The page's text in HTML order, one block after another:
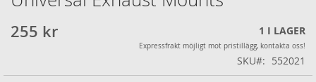
255 kr 1 I LAGER
Expressfrakt möjligt mot pristillägg, kontakta oss!
SKU 552021
början
bildgalleriet